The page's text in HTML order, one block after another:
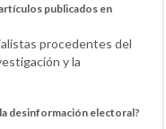
publicados en
procedentes del
y la
desinformación electoral?